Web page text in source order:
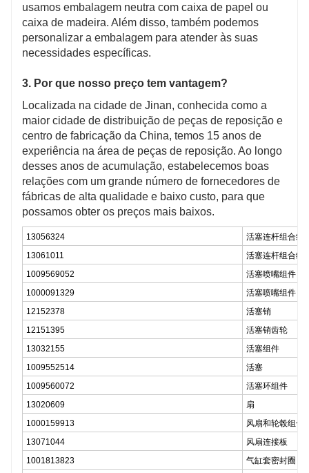
usamos embalagem neutra com caixa de papel ou
caixa de madeira. Além disso, também podemos
personalizar a embalagem para atender às suas
necessidades específicas.
3. Por que nosso preço tem vantagem?
Localizada na cidade de Jinan, conhecida como a
maior cidade de distribuição de peças de reposição e
centro de fabricação da China, temos 15 anos de
experiência na área de peças de reposição. Ao longo
desses anos de acumulação, estabelecemos boas
relações com um grande número de fornecedores de
fábricas de alta qualidade e baixo custo, para que
possamos obter os preços mais baixos.
13056324
活塞连杆组合组
13061011
活塞连杆组合组
1009569052
活塞喷嘴组件
1000091329
活塞喷嘴组件
12152378
活塞销
12151395
活塞销齿轮
13032155
活塞组件
1009552514
活塞
1009560072
活塞环组件
13020609
扇
1000159913
风扇和轮毂组合
13071044
风扇连接板
1001813823
气缸套密封圈